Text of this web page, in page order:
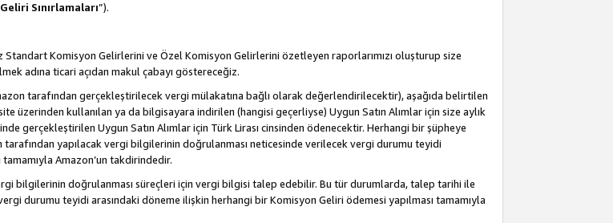
Sınırlamaları”).
Standart Komisyon Gelirlerini ve Özel Komisyon Gelirlerini özetleyen raporlarımızı oluşturup size
adına ticari açıdan makul çabayı göstereceğiz.
tarafından gerçekleştirilecek vergi mülakatına bağlı olarak değerlendirilecektir), aşağıda belirtilen
kullanılan ya da bilgisayara indirilen (hangisi geçerliyse) Uygun Satın Alımlar için size aylık
gerçekleştirilen Uygun Satın Alımlar için Türk Lirası cinsinden ödenecektir. Herhangi bir şüpheye
tarafından yapılacak vergi bilgilerinin doğrulanması neticesinde verilecek vergi durumu teyidi
Amazon’un takdirindedir.
bilgilerinin doğrulanması süreçleri için vergi bilgisi talep edebilir. Bu tür durumlarda, talep tarihi ile
durumu teyidi arasındaki döneme ilişkin herhangi bir Komisyon Geliri ödemesi yapılması tamamıyla